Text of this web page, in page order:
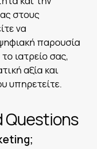
στους
να
παρουσία
ιατρείο σας,
αξία και
υπηρετείτε.
Questions